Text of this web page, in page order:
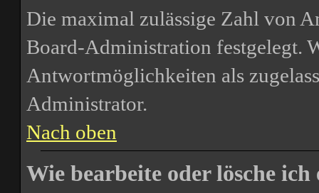
Die maximal zulässige Zahl von
Board-Administration festgelegt.
Antwortmöglichkeiten als
Administrator.
Nach oben
Wie bearbeite oder lösche ich